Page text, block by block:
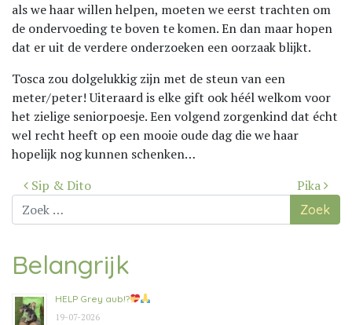
als we haar willen helpen, moeten we eerst trachten om
de ondervoeding te boven te komen. En dan maar hopen
dat er uit de verdere onderzoeken een oorzaak blijkt.
Tosca zou dolgelukkig zijn met de steun van een
meter/peter! Uiteraard is elke gift ook héél welkom voor
het zielige seniorpoesje. Een volgend zorgenkind dat écht
wel recht heeft op een mooie oude dag die we haar
hopelijk nog kunnen schenken…
Bericht
navigatie
Sip & Dito
Pika
Zoek
naar:
Belangrijk
HELP Grey aub!?
19-07-2026